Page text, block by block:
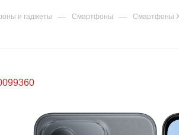
и гаджеты — Смартфоны — Смартфоны